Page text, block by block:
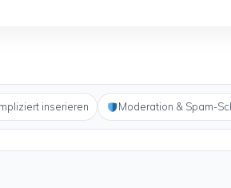
inserieren Moderation & Spam-